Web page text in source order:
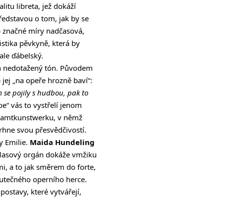
libreta, jež dokáží
o tom, jak by se
míry nadčasová,
pěvkyně, která by
ďábelský.
tón. Původem
„na opeře hrozně baví“:
se pojily s hudbou, pak to
vás to vystřelí jenom
v němž
svou přesvědčivostí.
Emilie. Maida Hundeling
orgán dokáže vmžiku
a to jak směrem do forte,
operního herce.
které vytvářejí,